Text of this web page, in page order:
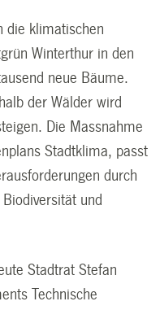
die klimatischen
Winterthur in den
neue Bäume.
der Wälder wird
Die Massnahme
Stadtklima, passt
durch
und
Stadtrat Stefan
Technische